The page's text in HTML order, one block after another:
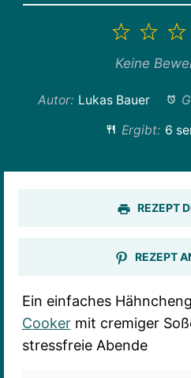
2
1
Stern
Keine
Autor: Lukas Bauer
Ergibt: 6
REZEPT
REZEPT
Ein einfaches
Cookermit cremiger
stressfreie Abende